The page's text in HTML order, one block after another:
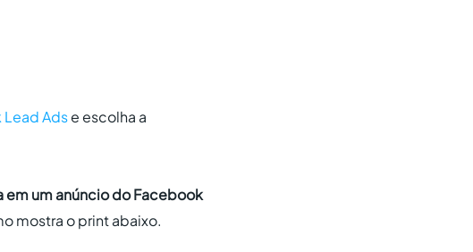
Lead Adse escolha a
em um anúncio do Facebook
mostra o print abaixo.